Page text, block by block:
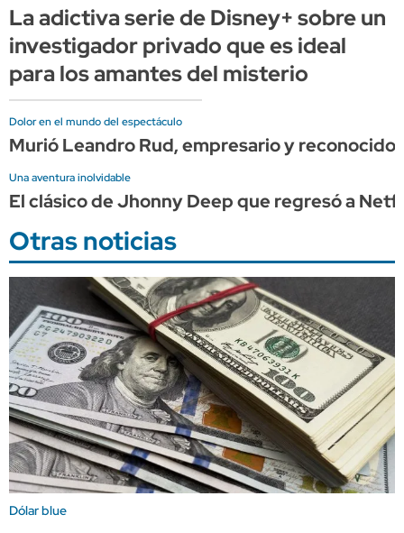
La adictiva serie de Disney+ sobre un
investigador privado que es ideal
para los amantes del misterio
Dolor en el mundo del espectáculo
Murió Leandro Rud, empresario y
Una aventura inolvidable
El clásico de Jhonny Deep que regresó a
Otras noticias
Dólar blue